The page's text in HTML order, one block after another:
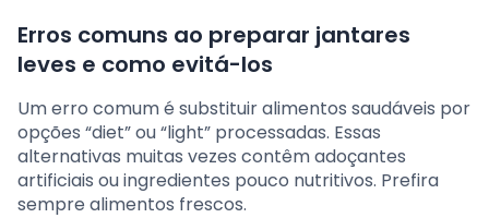
Erros comuns ao preparar jantares
leves e como evitá-los
Um erro comum é substituir alimentos saudáveis por
opções “diet” ou “light” processadas. Essas
alternativas muitas vezes contêm adoçantes
artificiais ou ingredientes pouco nutritivos. Prefira
sempre alimentos frescos.